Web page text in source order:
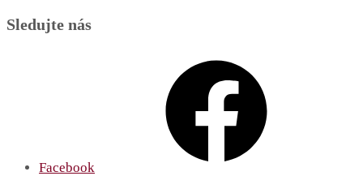
Sledujte nás
Facebook